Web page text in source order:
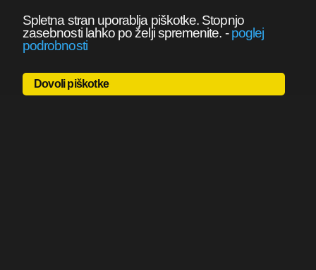
Spletna stran uporablja piškotke. Stopnjo
zasebnosti lahko po želji spremenite. -poglej
podrobnosti
Dovoli piškotke